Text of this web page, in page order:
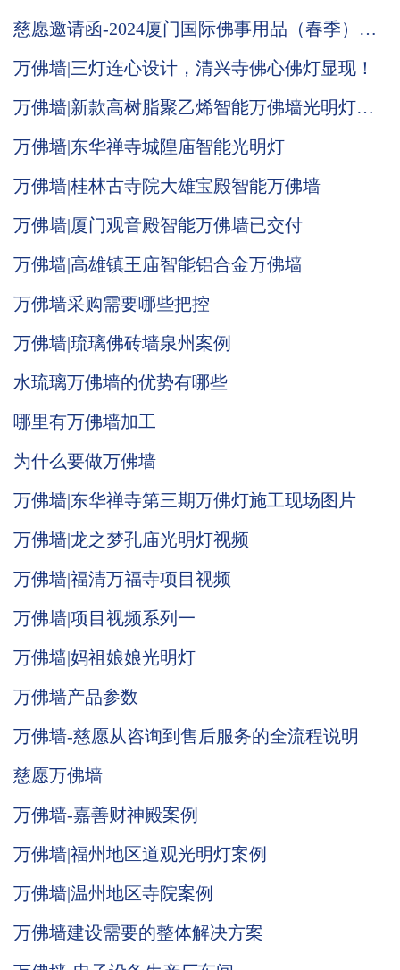
慈愿邀请函-2024厦门国际佛事用品（春季）展
万佛墙|三灯连心设计，清兴寺佛心佛灯显现！
万佛墙|新款高树脂聚乙烯智能万佛墙光明灯推
万佛墙|东华禅寺城隍庙智能光明灯
万佛墙|桂林古寺院大雄宝殿智能万佛墙
万佛墙|厦门观音殿智能万佛墙已交付
万佛墙|高雄镇王庙智能铝合金万佛墙
万佛墙采购需要哪些把控
万佛墙|琉璃佛砖墙泉州案例
水琉璃万佛墙的优势有哪些
哪里有万佛墙加工
为什么要做万佛墙
万佛墙|东华禅寺第三期万佛灯施工现场图片
万佛墙|龙之梦孔庙光明灯视频
万佛墙|福清万福寺项目视频
万佛墙|项目视频系列一
万佛墙|妈祖娘娘光明灯
万佛墙产品参数
万佛墙-慈愿从咨询到售后服务的全流程说明
慈愿万佛墙
万佛墙-嘉善财神殿案例
万佛墙|福州地区道观光明灯案例
万佛墙|温州地区寺院案例
万佛墙建设需要的整体解决方案